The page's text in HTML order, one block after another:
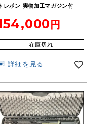
トレポン 実物加工マガジン付
在庫切れ
詳細を見る